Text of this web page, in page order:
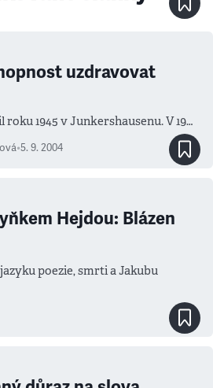
uzdravovat
1945 v Junkershausenu. V 19
kláštera v bavorském
žije dodnes. Vystudoval filozofii
je ekonomem opatství. Věnuje
kurzy duchovní obnovy pro kněze
a kurzy pro podnikatele a
autorům duchovní
jeho titulů (knih a zvukových
která si lidé nesou životem“.
•5. 9. 2004
Hejdou: Blázen
poezie, smrti a Jakubu